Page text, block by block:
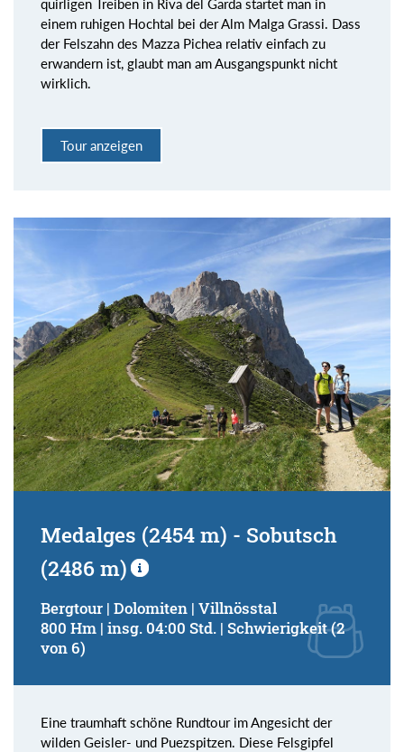
quirligen Treiben in Riva del Garda startet man in
einem ruhigen Hochtal bei der Alm Malga Grassi. Dass
der Felszahn des Mazza Pichea relativ einfach zu
erwandern ist, glaubt man am Ausgangspunkt nicht
wirklich.
Tour anzeigen
Medalges (2454 m) - Sobutsch
(2486 m)
Bergtour | Dolomiten | Villnösstal
800 Hm | insg. 04:00 Std. | Schwierigkeit (2
von 6)
Eine traumhaft schöne Rundtour im Angesicht der
wilden Geisler- und Puezspitzen. Diese Felsgipfel